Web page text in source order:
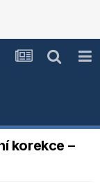
korekce –